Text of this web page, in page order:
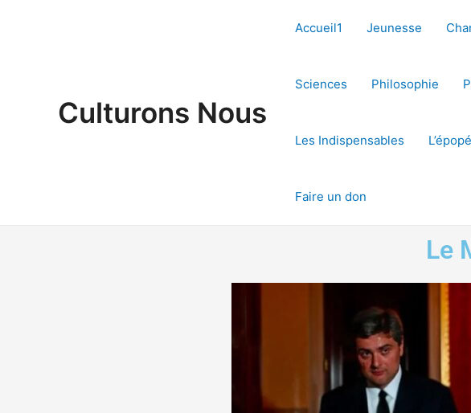
Culturons Nous
Accueil1 Jeunesse
Sciences Philosophie
Les Indispensables
Faire un don
Le